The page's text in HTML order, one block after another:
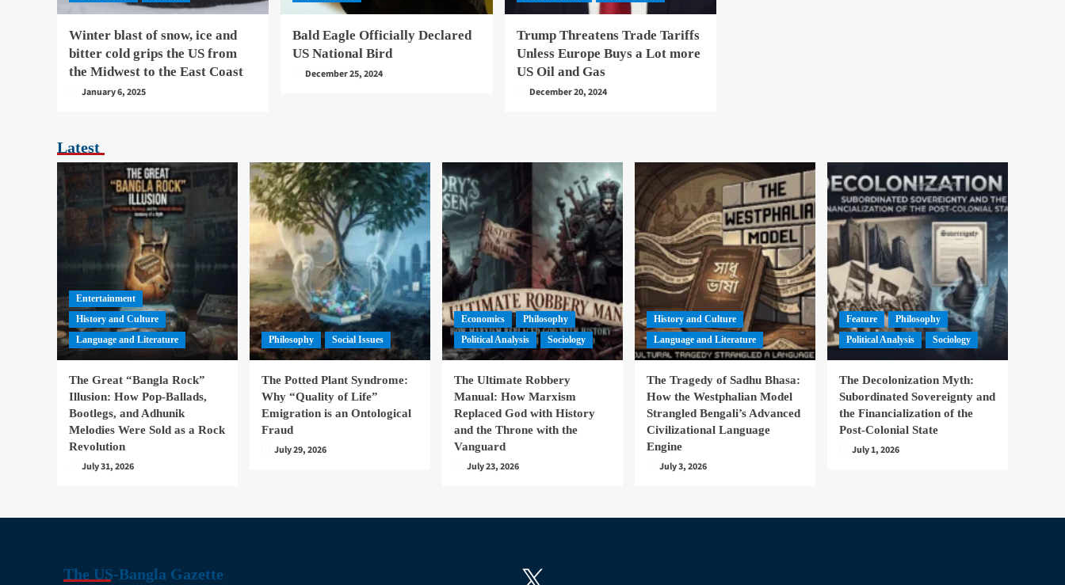
Winter blast of snow, ice and
bitter cold grips the US from
the Midwest to the East Coast
January 6, 2025
Bald Eagle Officially Declared
US National Bird
December 25, 2024
Trump Threatens Trade Tariffs
Unless Europe Buys a Lot more
US Oil and Gas
December 20, 2024
Latest
Entertainment
History and Culture
Language and Literature
The Great “Bangla Rock”
Illusion: How Pop-Ballads,
Bootlegs, and Adhunik
Melodies Were Sold as a Rock
Revolution
July 31, 2026
Philosophy Social Issues
The Potted Plant Syndrome:
Why “Quality of Life”
Emigration is an Ontological
Fraud
July 29, 2026
Economics
Philosophy
Political Analysis
Sociology
The Ultimate Robbery
Manual: How Marxism
Replaced God with History
and the Throne with the
Vanguard
July 23, 2026
History and Culture
Language and Literature
The Tragedy of Sadhu Bhasa:
How the Westphalian Model
Strangled Bengali’s Advanced
Civilizational Language
Engine
July 3, 2026
Feature
Philosophy
Political Analysis
Sociology
The Decolonization Myth:
Subordinated Sovereignty and
the Financialization of the
Post-Colonial State
July 1, 2026
The US-Bangla Gazette X